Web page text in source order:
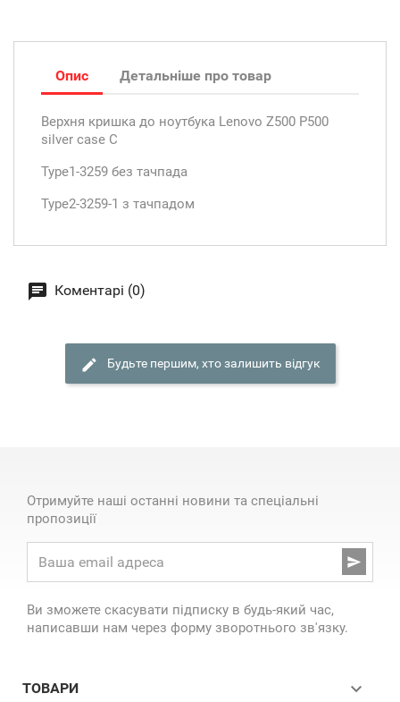
Опис Детальніше про товар
Верхня кришка до ноутбука Lenovo Z500 P500
silver case C
Type1-3259 без тачпада
Type2-3259-1 з тачпадом
Коментарі (0)
Будьте першим, хто залишить відгук
Отримуйте наші останні новини та спеціальні
пропозиції

Ви зможете скасувати підписку в будь-який час,
написавши нам через форму зворотнього зв'язку.
ТОВАРИ 